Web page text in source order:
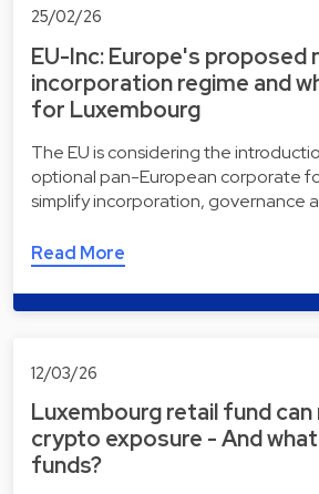
25/02/26
EU-Inc: Europe's proposed
incorporation regime and
for Luxembourg
The EU is considering the
optional pan-European corporate
simplify incorporation, governance
Read More
12/03/26
Luxembourg retail fund can
crypto exposure - And
funds?